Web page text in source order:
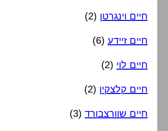
חיים וינגרטן (2)
חיים זיידע (6)
חיים לוי (2)
חיים קלצקין (2)
חיים שוורצבורד (3)